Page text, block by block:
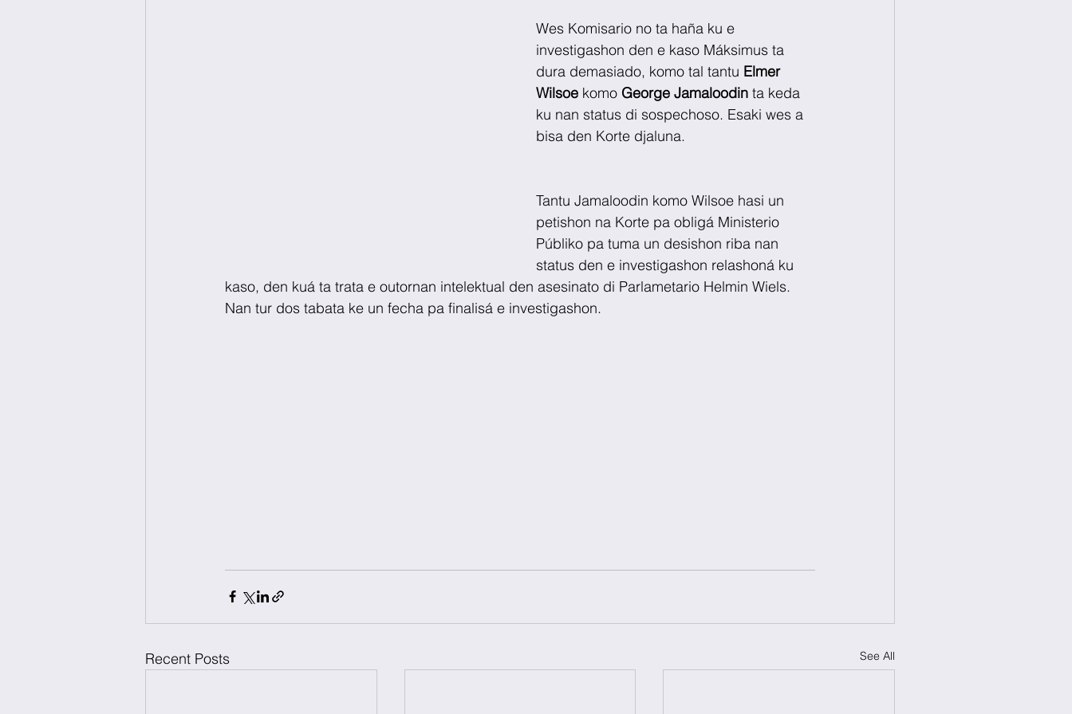
Wes Komisario no ta haña ku e
investigashon den e kaso Máksimus ta
dura demasiado, komo tal tantu Elmer
Wilsoe komo George Jamaloodin ta keda
ku nan status di sospechoso. Esaki wes a
bisa den Korte djaluna.
Tantu Jamaloodin komo Wilsoe hasi un
petishon na Korte pa obligá Ministerio
Públiko pa tuma un desishon riba nan
status den e investigashon relashoná ku
kaso, den kuá ta trata e outornan intelektual den asesinato di Parlametario Helmin Wiels.
Nan tur dos tabata ke un fecha pa finalisá e investigashon.
Recent Posts See All